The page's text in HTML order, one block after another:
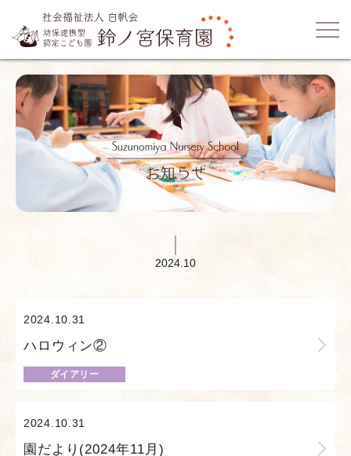
2024.10
2024.10.31
ハロウィン②
ダイアリー
2024.10.31
園だより(2024年11月)